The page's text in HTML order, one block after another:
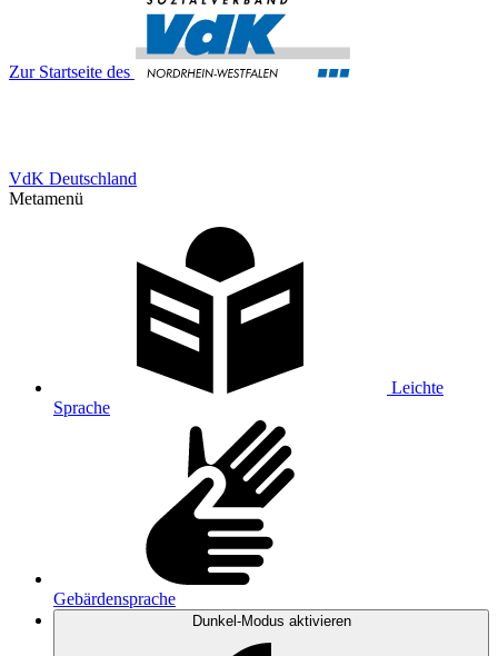
Zur Startseite des
VdK Deutschland
Metamenü
Leichte
Sprache
Gebärdensprache
Dunkel-Modus aktivieren